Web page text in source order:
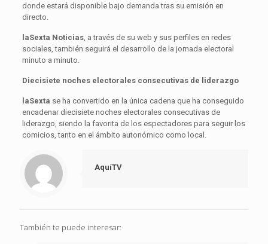
donde estará disponible bajo demanda tras su emisión en
directo.
laSexta Noticias, a través de su web y sus perfiles en redes
sociales, también seguirá el desarrollo de la jornada electoral
minuto a minuto.
Diecisiete noches electorales consecutivas de liderazgo
laSexta se ha convertido en la única cadena que ha conseguido
encadenar diecisiete noches electorales consecutivas de
liderazgo, siendo la favorita de los espectadores para seguir los
comicios, tanto en el ámbito autonómico como local.
AquíTV
También te puede interesar: